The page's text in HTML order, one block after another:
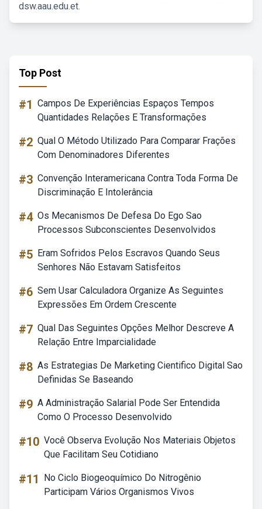
dsw.aau.edu.et.
Top Post
#1 Campos De Experiências Espaços Tempos
Quantidades Relações E Transformações
#2 Qual O Método Utilizado Para Comparar Frações
Com Denominadores Diferentes
#3 Convenção Interamericana Contra Toda Forma De
Discriminação E Intolerância
#4 Os Mecanismos De Defesa Do Ego Sao
Processos Subconscientes Desenvolvidos
#5 Eram Sofridos Pelos Escravos Quando Seus
Senhores Não Estavam Satisfeitos
#6 Sem Usar Calculadora Organize As Seguintes
Expressões Em Ordem Crescente
#7 Qual Das Seguintes Opções Melhor Descreve A
Relação Entre Imparcialidade
#8 As Estrategias De Marketing Cientifico Digital Sao
Definidas Se Baseando
#9 A Administração Salarial Pode Ser Entendida
Como O Processo Desenvolvido
#10 Você Observa Evolução Nos Materiais Objetos
Que Facilitam Seu Cotidiano
#11
No Ciclo Biogeoquímico Do Nitrogênio
Participam Vários Organismos Vivos